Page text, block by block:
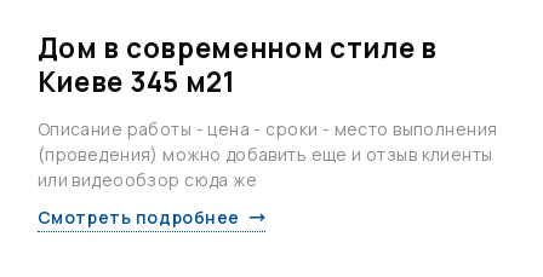
Дом в современном стиле в
Киеве 345 м21
Описание работы - цена - сроки - место выполнения
(проведения) можно добавить еще и отзыв клиенты
или видеообзор сюда же
Смотреть подробнее